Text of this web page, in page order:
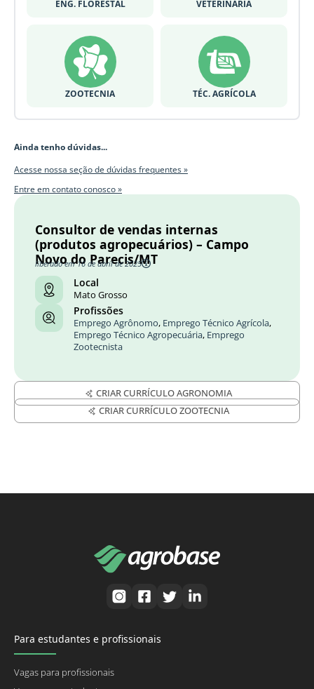
ENG. FLORESTAL VETERINÁRIA
ZOOTECNIA TÉC. AGRÍCOLA
Ainda tenho dúvidas...
Acesse nossa seção de dúvidas frequentes »
Entre em contato conosco »
Consultor de vendas internas
(produtos agropecuários) – Campo
Novo do Parecis/MT
liberado em 16 de abril de 2025
Local
Mato Grosso
Profissões
Emprego Agrônomo, Emprego Técnico Agrícola,
Emprego Técnico Agropecuária, Emprego
Zootecnista
CRIAR CURRÍCULO AGRONOMIA
CRIAR CURRÍCULO ZOOTECNIA
Para estudantes e profissionais
Vagas para profissionais